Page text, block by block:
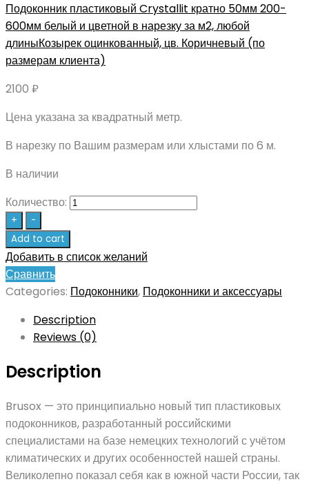
Подоконник пластиковый Crystallit кратно 50мм 200-
600мм белый и цветной в нарезку за м2, любой
длиныКозырек оцинкованный, цв. Коричневый (по
размерам клиента)
2100 ₽
Цена указана за квадратный метр.
В нарезку по Вашим размерам или хлыстами по 6 м.
В наличии
Количество:
+
-
Add to cart
Добавить в список желаний
Сравнить
Categories: Подоконники, Подоконники и аксессуары
Description
Reviews (0)
Description
Brusox — это принципиально новый тип пластиковых
подоконников, разработанный российскими
специалистами на базе немецких технологий с учётом
климатических и других особенностей нашей страны.
Великолепно показал себя как в южной части России, так